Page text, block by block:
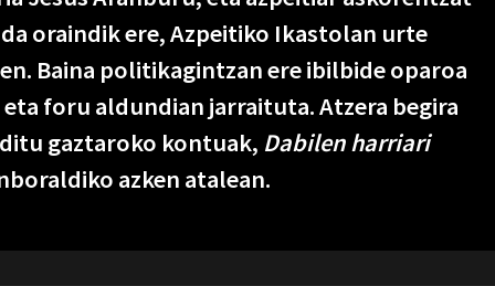
oraindik ere, Azpeitiko Ikastolan urte
Baina politikagintzan ere ibilbide oparoa
foru aldundian jarraituta. Atzera begira
gaztaroko kontuak, Dabilen harriari
azken atalean.